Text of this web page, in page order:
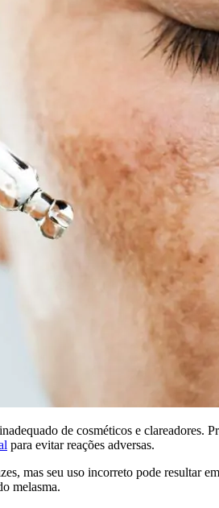
de cosméticos e
para evitar reações adversas.
mas seu uso incorreto pode resultar
melasma.